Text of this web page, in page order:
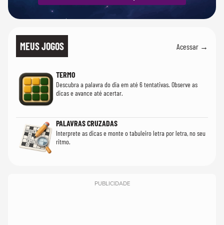
MEUS JOGOS Acessar →
TERMO
Descubra a palavra do dia em até 6 tentativas. Observe as
dicas e avance até acertar.
PALAVRAS CRUZADAS
Interprete as dicas e monte o tabuleiro letra por letra, no seu
ritmo.
PUBLICIDADE